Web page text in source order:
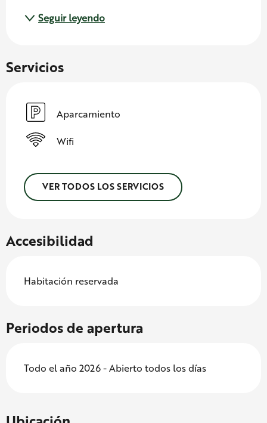
Seguir leyendo
Servicios
Aparcamiento
Wifi
VER TODOS LOS SERVICIOS
Accesibilidad
Habitación reservada
Periodos de apertura
Todo el año 2026 - Abierto todos los días